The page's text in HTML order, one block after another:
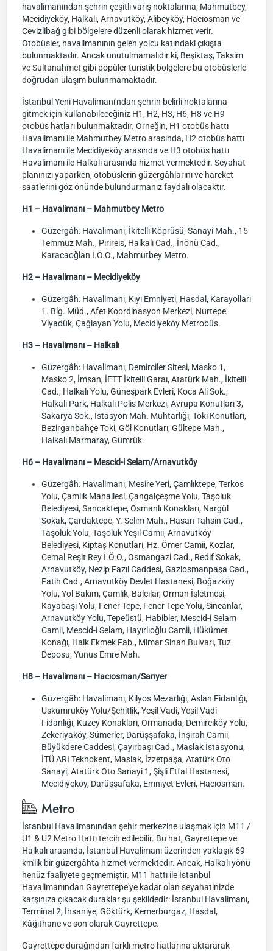
havalimanından şehrin çeşitli varış noktalarına, Mahmutbey,
Mecidiyeköy, Halkalı, Arnavutköy, Alibeyköy, Hacıosman ve
Cevizlibağ gibi bölgelere düzenli olarak hizmet verir.
Otobüsler, havalimanının gelen yolcu katındaki çıkışta
bulunmaktadır. Ancak unutulmamalıdır ki, Beşiktaş, Taksim
ve Sultanahmet gibi popüler turistik bölgelere bu otobüslerle
doğrudan ulaşım bulunmamaktadır.
İstanbul Yeni Havalimanı'ndan şehrin belirli noktalarına
gitmek için kullanabileceğiniz H1, H2, H3, H6, H8 ve H9
otobüs hatları bulunmaktadır. Örneğin, H1 otobüs hattı
Havalimanı ile Mahmutbey Metro arasında, H2 otobüs hattı
Havalimanı ile Mecidiyeköy arasında ve H3 otobüs hattı
Havalimanı ile Halkalı arasında hizmet vermektedir. Seyahat
planınızı yaparken, otobüslerin güzergâhlarını ve hareket
saatlerini göz önünde bulundurmanız faydalı olacaktır.
H1 – Havalimanı – Mahmutbey Metro
Güzergâh: Havalimanı, İkitelli Köprüsü, Sanayi Mah., 15
Temmuz Mah., Pirireis, Halkalı Cad., İnönü Cad.,
Karacaoğlan İ.Ö.O., Mahmutbey Metro.
H2 – Havalimanı – Mecidiyeköy
Güzergâh: Havalimanı, Kıyı Emniyeti, Hasdal, Karayolları
1. Blg. Müd., Afet Koordinasyon Merkezi, Nurtepe
Viyadük, Çağlayan Yolu, Mecidiyeköy Metrobüs.
H3 – Havalimanı – Halkalı
Güzergâh: Havalimanı, Demirciler Sitesi, Masko 1,
Masko 2, İmsan, İETT İkitelli Garaı, Atatürk Mah., İkitelli
Cad., Halkalı Yolu, Güneşpark Evleri, Koca Ali Sok.,
Halkalı Park, Halkalı Polis Merkezi, Avrupa Konutları 3,
Sakarya Sok., İstasyon Mah. Muhtarlığı, Toki Konutları,
Bezirganbahçe Toki, Göl Konutları, Gültepe Mah.,
Halkalı Marmaray, Gümrük.
H6 – Havalimanı – Mescid-i Selam/Arnavutköy
Güzergâh: Havalimanı, Mesire Yeri, Çamlıktepe, Terkos
Yolu, Çamlık Mahallesi, Çangalçeşme Yolu, Taşoluk
Belediyesi, Sancaktepe, Osmanlı Konakları, Nargül
Sokak, Çardaktepe, Y. Selim Mah., Hasan Tahsin Cad.,
Taşoluk Yolu, Taşoluk Yeşil Camii, Arnavutköy
Belediyesi, Kiptaş Konutları, Hz. Ömer Camii, Kozlar,
Cemal Reşit Rey İ.Ö.O., Osmangazi Cad., Redif Sokak,
Arnavutköy, Nezip Fazıl Caddesi, Gaziosmanpaşa Cad.,
Fatih Cad., Arnavutköy Devlet Hastanesi, Boğazköy
Yolu, Yol Bakım, Çamlık, Balcılar, Orman İşletmesi,
Kayabaşı Yolu, Fener Tepe, Fener Tepe Yolu, Sincanlar,
Arnavutköy Yolu, Tepeüstü, Habibler, Mescid-i Selam
Camii, Mescid-i Selam, Hayırlıoğlu Camii, Hükümet
Konağı, Halk Ekmek Fab., Mimar Sinan Bulvarı, Tuz
Deposu, Yunus Emre Mah.
H8 – Havalimanı – Hacıosman/Sarıyer
Güzergâh: Havalimanı, Kilyos Mezarlığı, Aslan Fidanlığı,
Uskumruköy Yolu/Şehitlik, Yeşil Vadi, Yeşil Vadi
Fidanlığı, Kuzey Konakları, Ormanada, Demirciköy Yolu,
Zekeriyaköy, Sümerler, Darüşşafaka, İnşirah Camii,
Büyükdere Caddesi, Çayırbaşı Cad., Maslak İstasyonu,
İTÜ ARI Teknokent, Maslak, İzzetpaşa, Atatürk Oto
Sanayi, Atatürk Oto Sanayi 1, Şişli Etfal Hastanesi,
Mecidiyeköy, Darüşşafaka, Emniyet Evleri, Hacıosman.
Metro
İstanbul Havalimanından şehir merkezine ulaşmak için M11 /
U1 & U2 Metro Hattı tercih edilebilir. Bu hat, Gayrettepe ve
Halkalı arasında, İstanbul Havalimanı üzerinden yaklaşık 69
km'lik bir güzergâhta hizmet vermektedir. Ancak, Halkalı yönü
henüz faaliyete geçmemiştir. M11 hattı ile İstanbul
Havalimanından Gayrettepe'ye kadar olan seyahatinizde
karşınıza çıkacak duraklar şu şekildedir: İstanbul Havalimanı,
Terminal 2, İhsaniye, Göktürk, Kemerburgaz, Hasdal,
Kâğıthane ve son olarak Gayrettepe.
Gayrettepe durağından farklı metro hatlarına aktararak